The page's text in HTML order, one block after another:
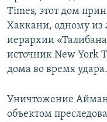
Times, этот дом
Хаккани, одному
иерархии
источник New York
дома во время удара.
Уничтожение
объектом